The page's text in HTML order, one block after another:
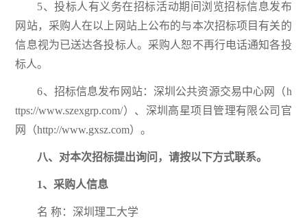
5、投标人有义务在招标活动期间浏览招标信息发布
网站，采购人在以上网站上公布的与本次招标项目有关的
信息视为已送达各投标人。采购人恕不再行电话通知各投
标人。
6、招标信息发布网站： 深圳公共资源交易中心网（h
ttps://www.szexgrp.com/）、深圳高星项目管理有限公司官
网（http://www.gxsz.com）。
八、对本次招标提出询问，请按以下方式联系。
1、采购人信息
名 称：深圳理工大学